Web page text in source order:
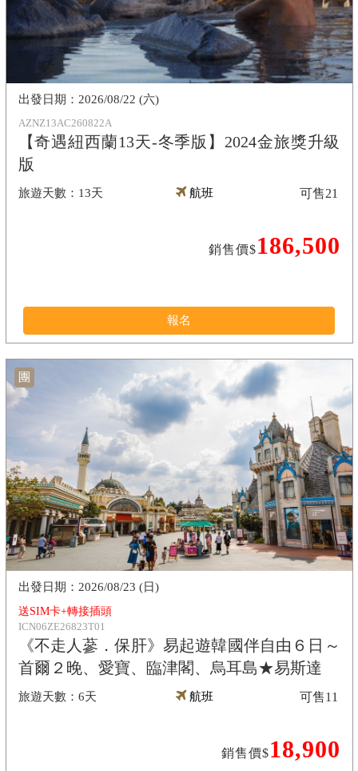
AZNZ13AC260822A
【奇遇紐西蘭13天-冬季版】2024金旅獎升級
版
13天
2026/08/22 (六)
航班
銷售價$186,500
可售21
報名
團
送SIM卡+轉接插頭
ICN06ZE26823T01
《不走人蔘．保肝》易起遊韓國伴自由６日～
首爾２晚、愛寶、臨津閣、烏耳島★易斯達
6天
2026/08/23 (日)
航班
銷售價$18,900
可售11